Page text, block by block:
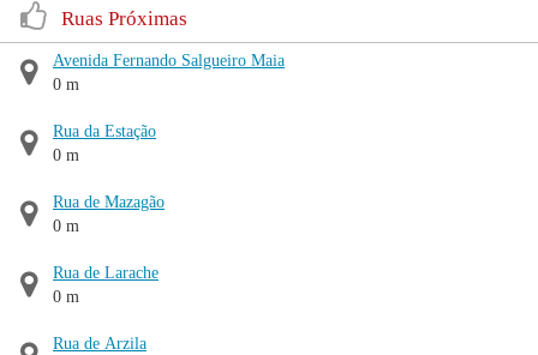
Ruas Próximas
Avenida Fernando Salgueiro Maia
0 m
Rua da Estação
0 m
Rua de Mazagão
0 m
Rua de Larache
0 m
Rua de Arzila